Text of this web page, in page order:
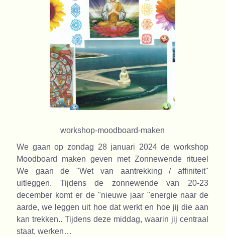
workshop-moodboard-maken
We gaan op zondag 28 januari 2024 de workshop
Moodboard maken geven met Zonnewende ritueel
We gaan de "Wet van aantrekking / affiniteit"
uitleggen. Tijdens de zonnewende van 20-23
december komt er de "nieuwe jaar "energie naar de
aarde, we leggen uit hoe dat werkt en hoe jij die aan
kan trekken.. Tijdens deze middag, waarin jij centraal
staat, werken…